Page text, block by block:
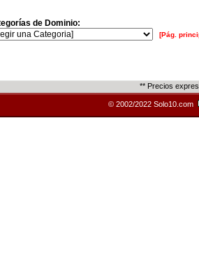
de Dominio:
[Pág.
** Precios
© 2002/2022 Solo10.com